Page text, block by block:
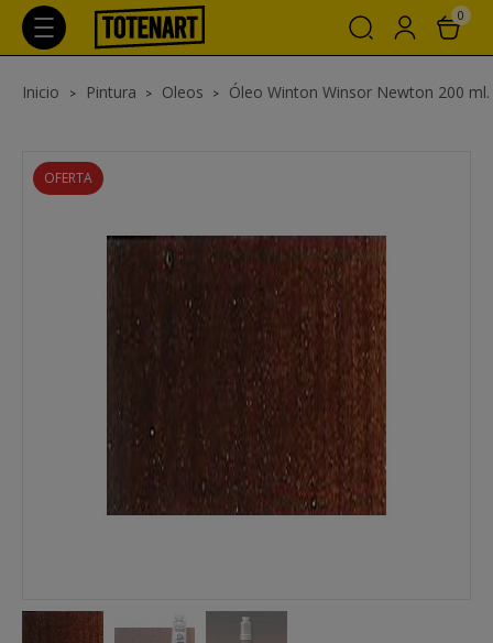
0
Inicio Pintura Oleos Óleo Winton Winsor Newton 200 ml.
OFERTA